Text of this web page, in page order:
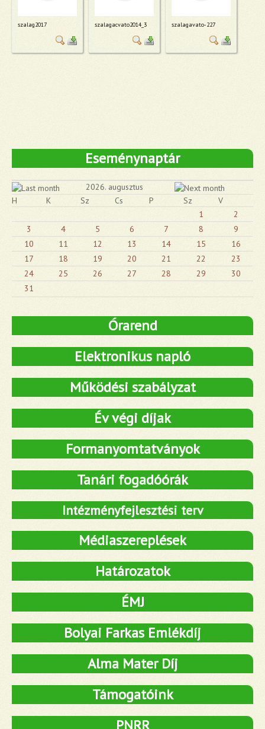
szalag2017 szalagacvato2014_3 szalagavato-227
Eseménynaptár
2026. augusztus
H
K Sz Cs P Sz
V
1
2
3
4 5 6 7 8
9
10
11 12 13 14 15
16
17
18 19 20 21 22
23
24
25 26 27 28 29
30
31
Órarend
Elektronikus napló
Működési szabályzat
Év végi díjak
Formanyomtatványok
Tanári fogadóórák
Intézményfejlesztési terv
Médiaszereplések
Határozatok
ÉMJ
Bolyai Farkas Emlékdíj
Alma Mater Díj
Támogatóink
PNRR